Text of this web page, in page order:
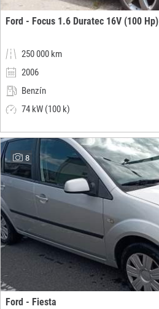
Ford - Focus 1.6 Duratec 16V (100 Hp)
250 000 km
2006
Benzín
74 kW (100 k)
8
Ford - Fiesta